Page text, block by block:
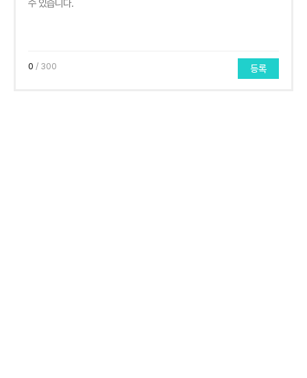
0 / 300 등록